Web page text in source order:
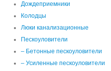
Дождеприемники
Колодцы
Люки канализационные
Пескоуловители
– Бетонные пескоуловители
– Усиленные пескоуловители